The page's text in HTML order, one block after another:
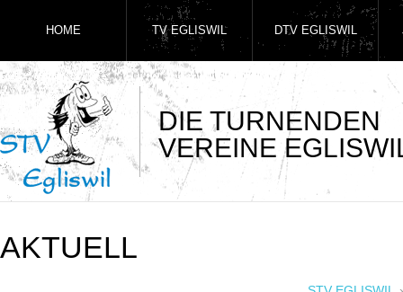
DIE TURNENDEN
VEREINE
HOME TV EGLISWIL DTV EGLISWIL
AKTUELL